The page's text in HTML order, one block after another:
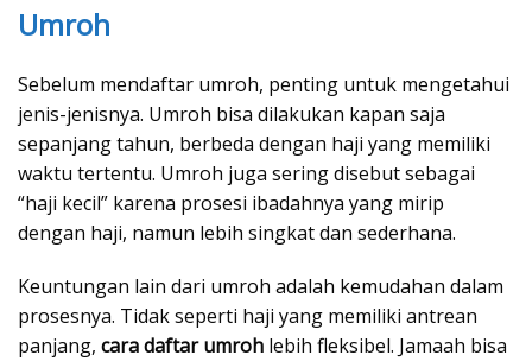
Umroh
Sebelum mendaftar umroh, penting untuk mengetahui
jenis-jenisnya. Umroh bisa dilakukan kapan saja
sepanjang tahun, berbeda dengan haji yang memiliki
waktu tertentu. Umroh juga sering disebut sebagai
“haji kecil” karena prosesi ibadahnya yang mirip
dengan haji, namun lebih singkat dan sederhana.
Keuntungan lain dari umroh adalah kemudahan dalam
prosesnya. Tidak seperti haji yang memiliki antrean
panjang, cara daftar umroh lebih fleksibel. Jamaah bisa